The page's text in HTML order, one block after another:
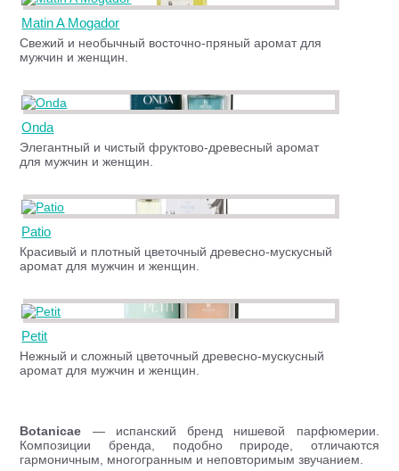
Matin A Mogador
Свежий и необычный восточно-пряный аромат для
мужчин и женщин.
Onda
Элегантный и чистый фруктово-древесный аромат
для мужчин и женщин.
Patio
Красивый и плотный цветочный древесно-мускусный
аромат для мужчин и женщин.
Petit
Нежный и сложный цветочный древесно-мускусный
аромат для мужчин и женщин.
Botanicae — испанский бренд нишевой парфюмерии.
Композиции бренда, подобно природе, отличаются
гармоничным, многогранным и неповторимым звучанием.